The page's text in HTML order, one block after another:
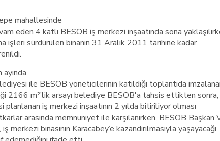
mahallesinde
eden 4 katlı BESOB iş merkezi inşaatında sona
işleri sürdürülen binanın 31 Aralık 2011 tarihine kadar
ayında
ile BESOB yöneticilerinin katıldığı toplantıda
2166 m²’lik arsayı belediye BESOB'a tahsis ettikten sonra,
planlanan iş merkezi inşaatının 2 yılda bitiriliyor olması
arasında memnuniyet ile karşılanırken, BESOB Başkan
merkezi binasının Karacabey’e kazandırılmasıyla yaşayacağı